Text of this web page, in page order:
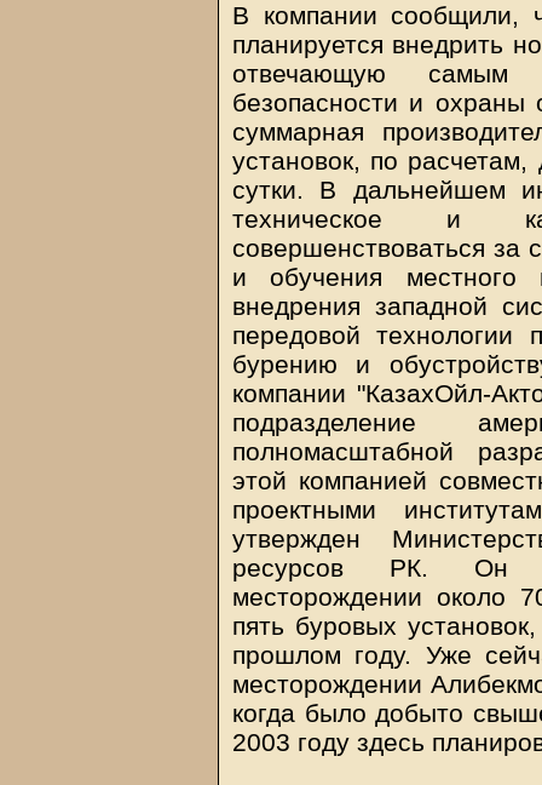
В компании сообщили,
планируется внедрить
отвечающую самым
безопасности и
суммарная
установок, по
сутки. В дальнейшем
техническое и
совершенствоваться за
и обучения
внедрения западной
передовой технологии
бурению и
компании "КазахОйл-
подразделение
полномасштабной
этой компанией
проектными
утвержден
ресурсов РК. Он
месторождении около
пять буровых
прошлом году. Уже
месторождении
когда было добыто
2003 году здесь